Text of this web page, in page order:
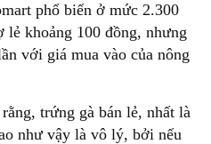
phổ biến ở mức 2.300
lẻ khoảng 100 đồng, nhưng
với giá mua vào của nông
trứng gà bán lẻ, nhất là
như vậy là vô lý, bởi nếu